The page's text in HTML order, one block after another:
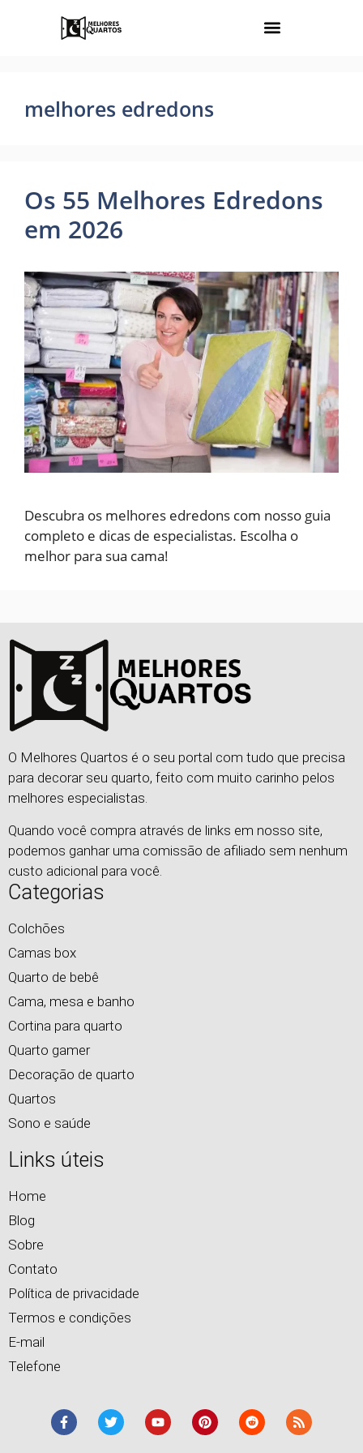
melhores edredons
Os 55 Melhores Edredons
em 2026
Descubra os melhores edredons com nosso guia
completo e dicas de especialistas. Escolha o
melhor para sua cama!
O Melhores Quartos é o seu portal com tudo que precisa
para decorar seu quarto, feito com muito carinho pelos
melhores especialistas.
Quando você compra através de links em nosso site,
podemos ganhar uma comissão de afiliado sem nenhum
custo adicional para você.
Categorias
Colchões
Camas box
Quarto de bebê
Cama, mesa e banho
Cortina para quarto
Quarto gamer
Decoração de quarto
Quartos
Sono e saúde
Links úteis
Home
Blog
Sobre
Contato
Política de privacidade
Termos e condições
E-mail
Telefone